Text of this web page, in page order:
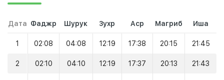
Дата Фаджр Шурук Зухр Аср Магриб Иша
1 02:08 04:08 12:19 17:38 20:15 21:45
2 02:10 04:10 12:19 17:37 20:13 21:43